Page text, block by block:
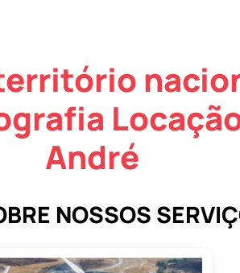
André
NOSSOS